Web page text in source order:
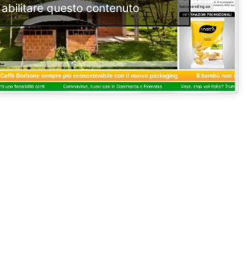
abilitare questo contenuto